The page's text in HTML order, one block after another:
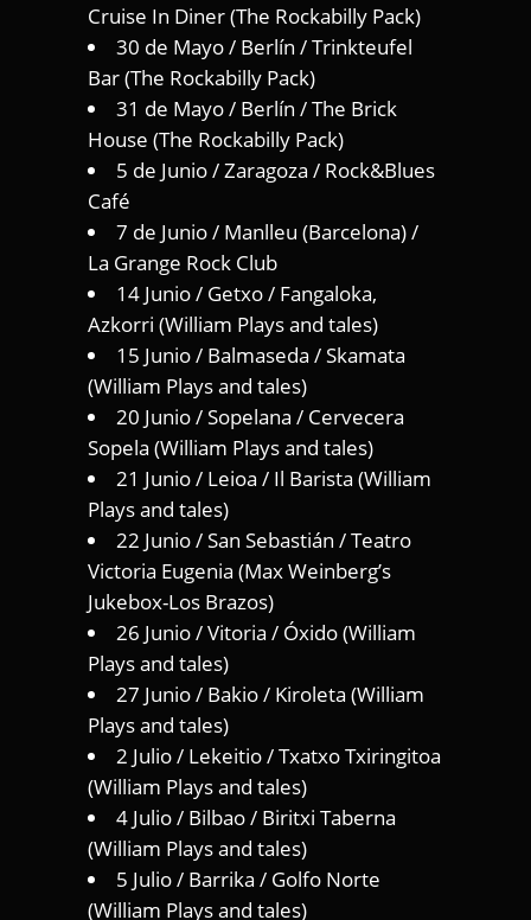
Cruise In Diner (The Rockabilly Pack)
30 de Mayo / Berlín / Trinkteufel
Bar (The Rockabilly Pack)
31 de Mayo / Berlín / The Brick
House (The Rockabilly Pack)
5 de Junio / Zaragoza / Rock&Blues
Café
7 de Junio / Manlleu (Barcelona) /
La Grange Rock Club
14 Junio / Getxo / Fangaloka,
Azkorri (William Plays and tales)
15 Junio / Balmaseda / Skamata
(William Plays and tales)
20 Junio / Sopelana / Cervecera
Sopela (William Plays and tales)
21 Junio / Leioa / Il Barista (William
Plays and tales)
22 Junio / San Sebastián / Teatro
Victoria Eugenia (Max Weinberg’s
Jukebox-Los Brazos)
26 Junio / Vitoria / Óxido (William
Plays and tales)
27 Junio / Bakio / Kiroleta (William
Plays and tales)
2 Julio / Lekeitio / Txatxo Txiringitoa
(William Plays and tales)
4 Julio / Bilbao / Biritxi Taberna
(William Plays and tales)
5 Julio / Barrika / Golfo Norte
(William Plays and tales)